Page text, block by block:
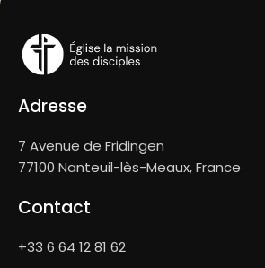
Contact
+33 6 64 12 81 62
Adresse
7 Avenue de Fridingen
77100 Nanteuil-lès-Meaux, France